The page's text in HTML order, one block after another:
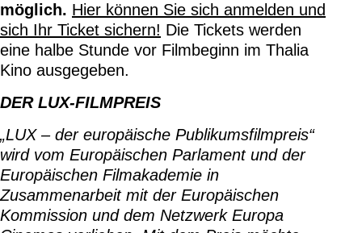
möglich. Hier können Sie sich anmelden und
sich Ihr Ticket sichern! Die Tickets werden
eine halbe Stunde vor Filmbeginn im Thalia
Kino ausgegeben.
DER LUX-FILMPREIS
„LUX – der europäische Publikumsfilmpreis“
wird vom Europäischen Parlament und der
Europäischen Filmakademie in
Zusammenarbeit mit der Europäischen
Kommission und dem Netzwerk Europa